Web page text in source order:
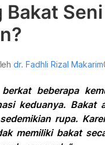
dr. Fadhli Rizal Makarim
beberapa
keduanya. Bakat
rupa.
memiliki bakat